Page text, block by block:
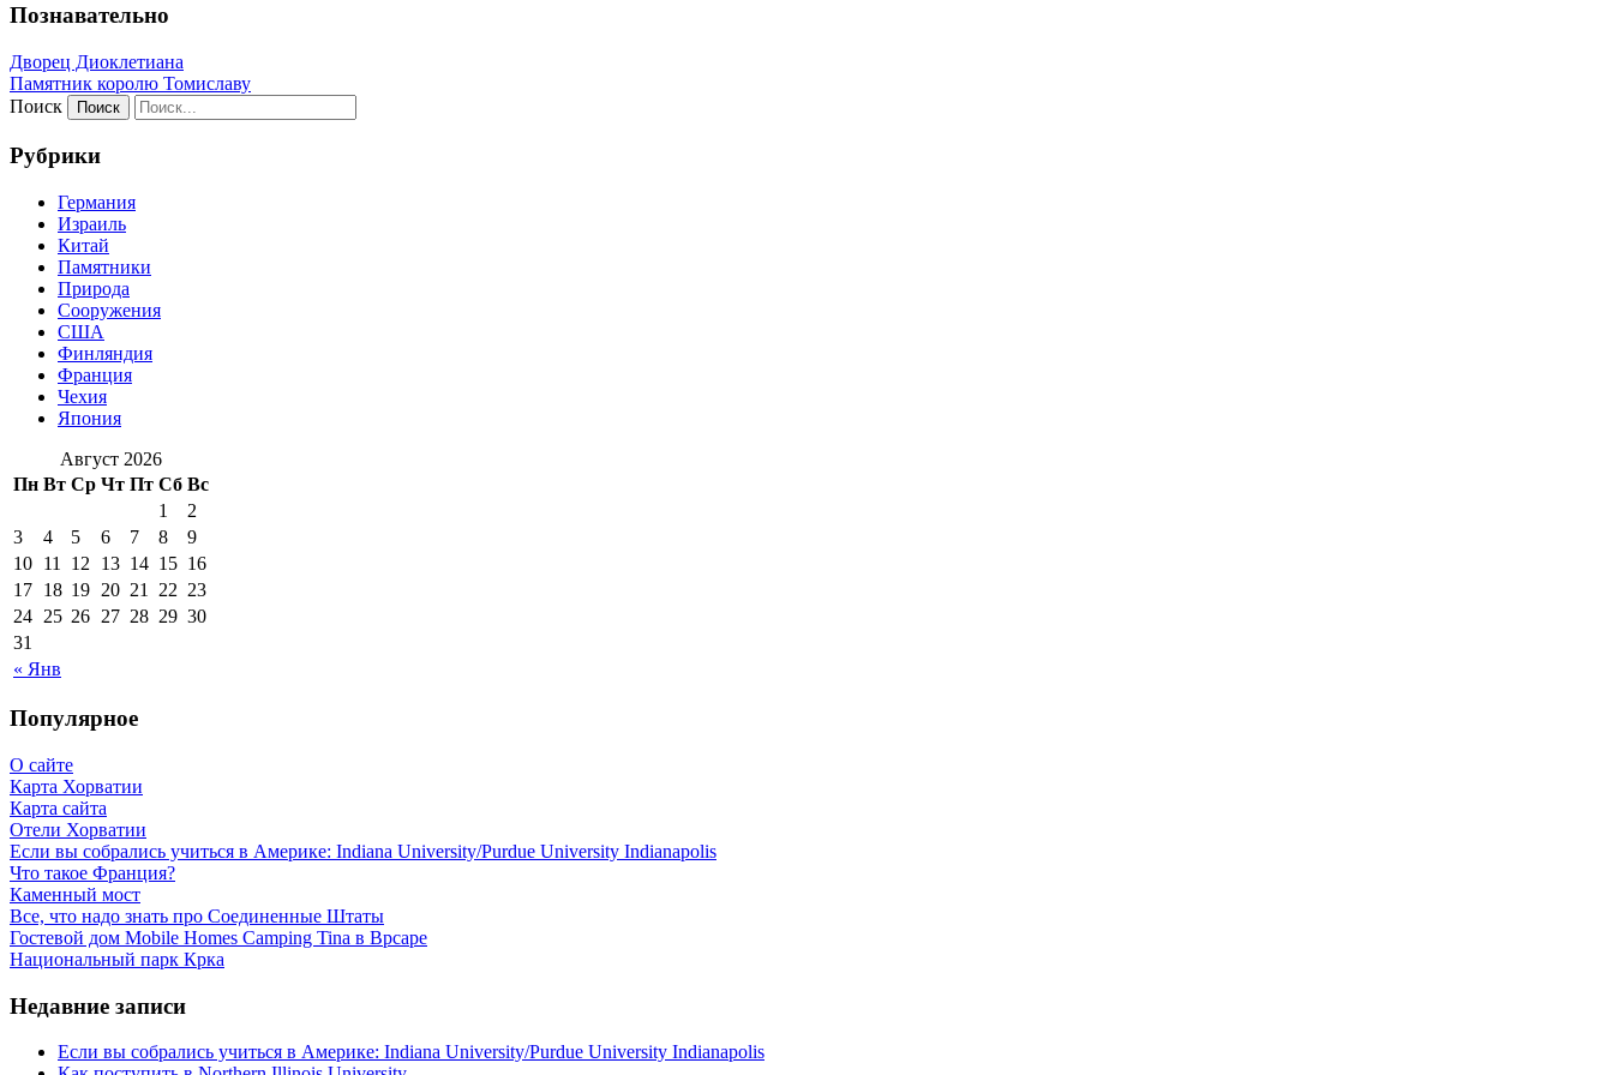
Познавательно
Дворец Диоклетиана
Памятник королю Томиславу
Поиск
Рубрики
Германия
Израиль
Китай
Памятники
Природа
Сооружения
США
Финляндия
Франция
Чехия
Япония
Август 2026
Пн Вт Ср Чт Пт Сб Вс
« Янв
1
2
3
4 5 6 7 8
9
10 11 12 13 14 15 16
17 18 19 20 21 22 23
24 25 26 27 28 29 30
31
Популярное
О сайте
Карта Хорватии
Карта сайта
Отели Хорватии
Если вы собрались учиться в Америке: Indiana University/Purdue University Indianapolis
Что такое Франция?
Каменный мост
Все, что надо знать про Соединенные Штаты
Гостевой дом Mobile Homes Camping Tina в Врсаре
Национальный парк Крка
Недавние записи
Если вы собрались учиться в Америке: Indiana University/Purdue University Indianapolis